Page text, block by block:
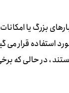
بزرگ یا
استفاده قرار
در حالی که برخی